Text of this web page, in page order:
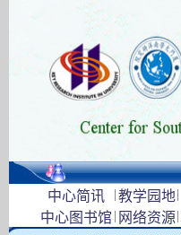
中心简讯 |教学园地|
中心图书馆 | 网络资源|